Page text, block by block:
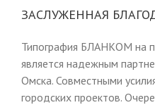
ЗАСЛУЖЕННАЯ
Типография БЛАНКОМ на
является надежным
Омска. Совместными
городских проектов.